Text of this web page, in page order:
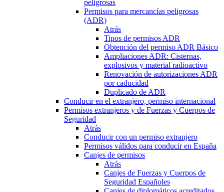
peligrosas
Permisos para mercancías peligrosas
(ADR)
Atrás
Tipos de permisos ADR
Obtención del permiso ADR Básico
Ampliaciones ADR: Cisternas,
explosivos y material radioactivo
Renovación de autorizaciones ADR
por caducidad
Duplicado de ADR
Conducir en el extranjero, permiso internacional
Permisos extranjeros y de Fuerzas y Cuerpos de
Seguridad
Atrás
Conducir con un permiso extranjero
Permisos válidos para conducir en España
Canjes de permisos
Atrás
Canjes de Fuerzas y Cuerpos de
Seguridad Españoles